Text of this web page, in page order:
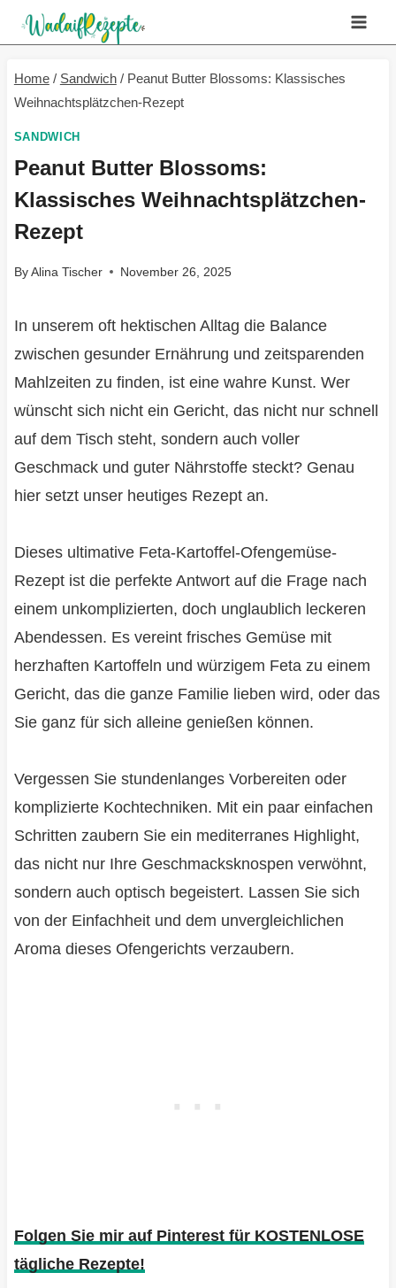
Skip
to
content
Home / Sandwich / Peanut Butter Blossoms: Klassisches
Weihnachtsplätzchen-Rezept
SANDWICH
Peanut Butter Blossoms:
Klassisches Weihnachtsplätzchen-
Rezept
ByAlina Tischer November 26, 2025
In unserem oft hektischen Alltag die Balance
zwischen gesunder Ernährung und zeitsparenden
Mahlzeiten zu finden, ist eine wahre Kunst. Wer
wünscht sich nicht ein Gericht, das nicht nur schnell
auf dem Tisch steht, sondern auch voller
Geschmack und guter Nährstoffe steckt? Genau
hier setzt unser heutiges Rezept an.
Dieses ultimative Feta-Kartoffel-Ofengemüse-
Rezept ist die perfekte Antwort auf die Frage nach
einem unkomplizierten, doch unglaublich leckeren
Abendessen. Es vereint frisches Gemüse mit
herzhaften Kartoffeln und würzigem Feta zu einem
Gericht, das die ganze Familie lieben wird, oder das
Sie ganz für sich alleine genießen können.
Vergessen Sie stundenlanges Vorbereiten oder
komplizierte Kochtechniken. Mit ein paar einfachen
Schritten zaubern Sie ein mediterranes Highlight,
das nicht nur Ihre Geschmacksknospen verwöhnt,
sondern auch optisch begeistert. Lassen Sie sich
von der Einfachheit und dem unvergleichlichen
Aroma dieses Ofengerichts verzaubern.
Folgen Sie mir auf Pinterest für KOSTENLOSE
tägliche Rezepte!